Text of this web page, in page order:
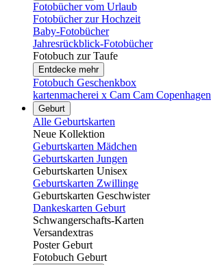
Fotobücher vom Urlaub
Fotobücher zur Hochzeit
Baby-Fotobücher
Jahresrückblick-Fotobücher
Fotobuch zur Taufe
Entdecke mehr
Fotobuch Geschenkbox
kartenmacherei x Cam Cam Copenhagen
Geburt
Alle Geburtskarten
Neue Kollektion
Geburtskarten Mädchen
Geburtskarten Jungen
Geburtskarten Unisex
Geburtskarten Zwillinge
Geburtskarten Geschwister
Dankeskarten Geburt
Schwangerschafts-Karten
Versandextras
Poster Geburt
Fotobuch Geburt